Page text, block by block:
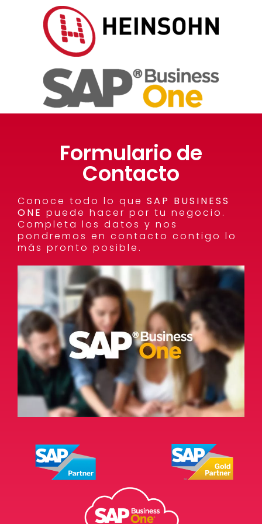
Formulario de
Contacto
Conoce todo lo que SAP BUSINESS
ONE puede hacer por tu negocio.
Completa los datos y nos
pondremos en contacto contigo lo
más pronto posible.